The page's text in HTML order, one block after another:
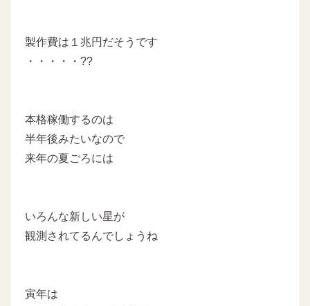
製作費は１兆円だそうです
・・・・・??
本格稼働するのは
半年後みたいなので
来年の夏ごろには
いろんな新しい星が
観測されてるんでしょうね
寅年は